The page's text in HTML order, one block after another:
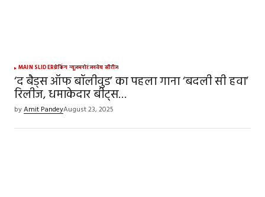
MAIN SLIDERब्रेकिंग न्यूज़मनोरंजनवेब सीरीज
‘द बैड्स ऑफ बॉलीवुड’ का पहला गाना ‘बदली सी हवा’
रिलीज, धमाकेदार बीट्स…
byAmit PandeyAugust 23, 2025